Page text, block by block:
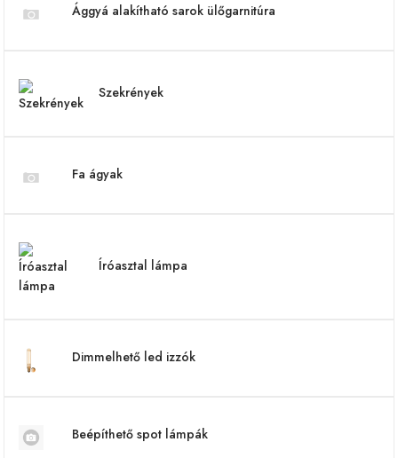
Ággyá alakítható sarok ülőgarnitúra
Szekrények
Fa ágyak
Íróasztal lámpa
Dimmelhető led izzók
Beépíthető spot lámpák